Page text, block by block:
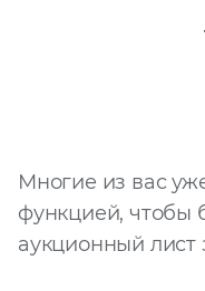
Многие из вас
функцией, чтобы
аукционный лист
Согласен с
политикой
и наобработку